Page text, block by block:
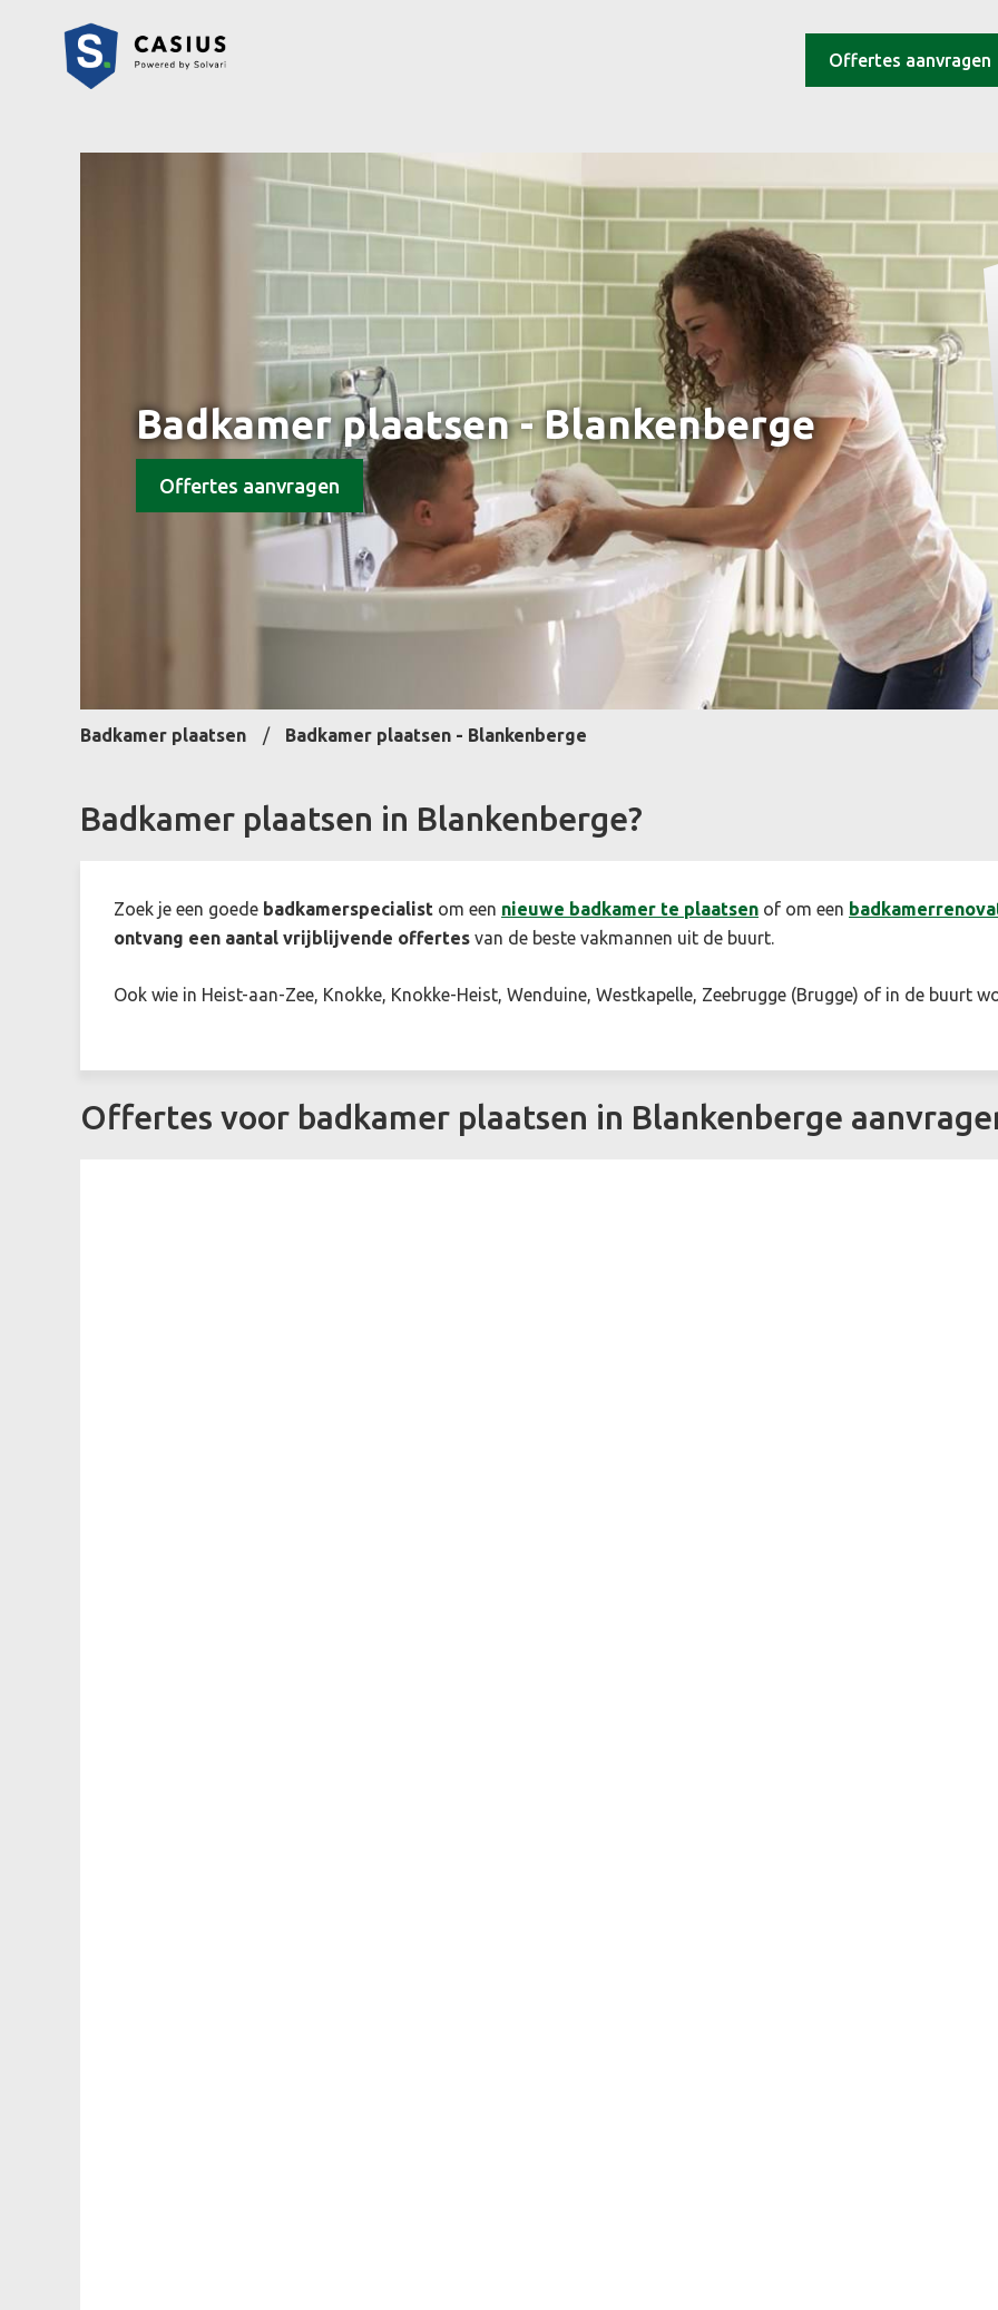
Offertes aanvragen
Badkamer plaatsen - Blankenberge
Offertes aanvragen
Badkamer plaatsen Badkamer plaatsen - Blankenberge
Badkamer plaatsen in Blankenberge?
Zoek je een goede badkamerspecialist om een nieuwe badkamer te plaatsen of om een
ontvang een aantal vrijblijvende offertes van de beste vakmannen uit de buurt.
Ook wie in Heist-aan-Zee, Knokke, Knokke-Heist, Wenduine, Westkapelle, Zeebrugge (Brugge) of in de buurt
Offertes voor badkamer plaatsen in Blankenberge